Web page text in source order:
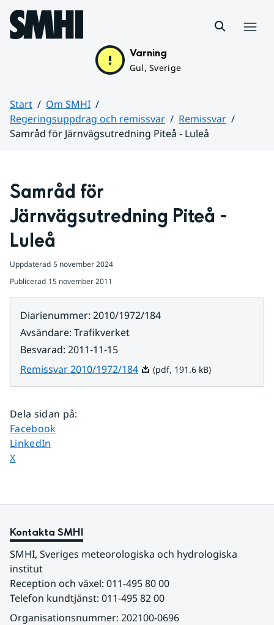
Hoppa till sidans innehåll
Varning
Gul, Sverige
Start
Om SMHI
Regeringsuppdrag och remissvar
Remissvar
Samråd för Järnvägsutredning Piteå - Luleå
Samråd för
Järnvägsutredning Piteå -
Luleå
Uppdaterad 5 november 2024
Publicerad 15 november 2011
Diarienummer: 2010/1972/184
Avsändare: Trafikverket
Besvarad: 2011-11-15
Remissvar 2010/1972/184Pdf, 191.6 kB.
(pdf, 191.6 kB)
Dela sidan på:
Dela sidan på
Facebook
Dela sidan på
LinkedIn
Dela sidan på
X
Kontakta SMHI
SMHI, Sveriges meteorologiska och hydrologiska
institut
Reception och växel: 011-495 80 00
Telefon kundtjänst: 011-495 82 00
Organisationsnummer: 202100-0696